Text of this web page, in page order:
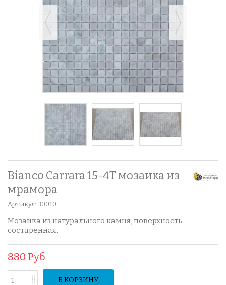
Bianco Carrara 15-4T мозаика из
мрамора
Артикул: 30010
Мозаика из натурального камня, поверхность
состаренная.
880 Руб
В КОРЗИНУ